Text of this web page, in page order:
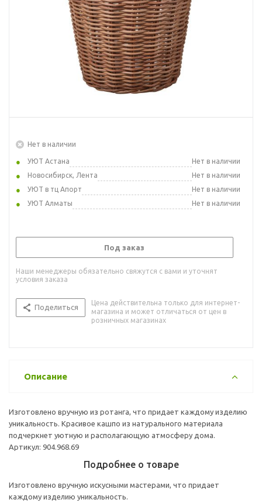
Нет в наличии
УЮТ Астана
Нет в наличии
Новосибирск, Лента
Нет в наличии
УЮТ в тц Апорт
Нет в наличии
УЮТ Алматы
Нет в наличии
Под заказ
Наши менеджеры обязательно свяжутся с вами и уточнят
условия заказа
Поделиться
Цена действительна только для интернет-
магазина и может отличаться от цен в
розничных магазинах
Описание
Изготовлено вручную из ротанга, что придает каждому изделию
уникальность. Красивое кашпо из натурального материала
подчеркнет уютную и располагающую атмосферу дома.
Артикул: 904.968.69
Подробнее о товаре
Изготовлено вручную искусными мастерами, что придает
каждому изделию уникальность.